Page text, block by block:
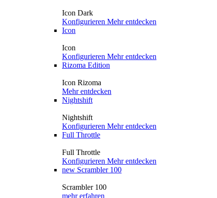
Icon Dark
Konfigurieren Mehr entdecken
Icon
Icon
Konfigurieren Mehr entdecken
Rizoma Edition
Icon Rizoma
Mehr entdecken
Nightshift
Nightshift
Konfigurieren Mehr entdecken
Full Throttle
Full Throttle
Konfigurieren Mehr entdecken
new Scrambler 100
Scrambler 100
mehr erfahren